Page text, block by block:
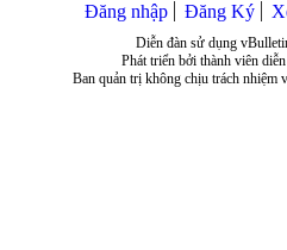
Đăng nhập Đăng Ký
Diễn đàn sử dụng
Phát triển bởi thành viên
Ban quản trị không chịu trách nhiệm